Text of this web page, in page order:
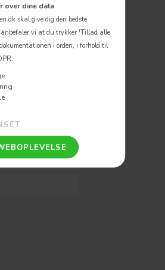
over dine data
skal give dig den bedste
anbefaler vi at du trykker 'Tillad alle
i orden, i forhold til
fra VVSproffen.dk